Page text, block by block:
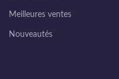
Meilleures ventes
Nouveautés